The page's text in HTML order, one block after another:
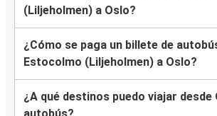
(Liljeholmen) a Oslo?
¿Cómo se paga un billete de
Estocolmo (Liljeholmen) a Oslo?
¿A qué destinos puedo viajar desde